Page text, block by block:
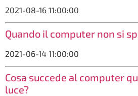
2021-08-16 11:00:00
Quando il computer non si
2021-06-14 11:00:00
Cosa succede al computer
luce?